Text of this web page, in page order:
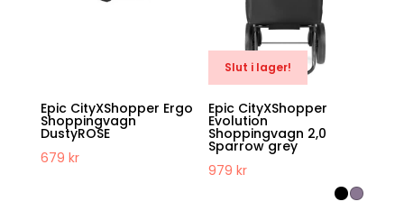
Epic CityXShopper Ergo
Shoppingvagn
DustyROSE
679 kr
Slut i lager!
Epic CityXShopper
Evolution
Shoppingvagn 2,0
Sparrow grey
979kr